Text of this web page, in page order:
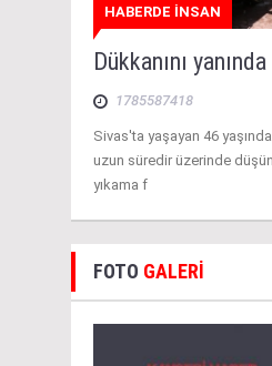
HABERDE İNSAN
Dükkanını
1785587418
Sivas'ta yaşayan 46
uzun süredir üzerinde
yıkama f
FOTO GALERİ